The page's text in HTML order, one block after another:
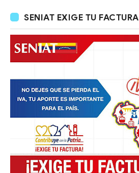
SENIAT EXIGE TU FACTURA